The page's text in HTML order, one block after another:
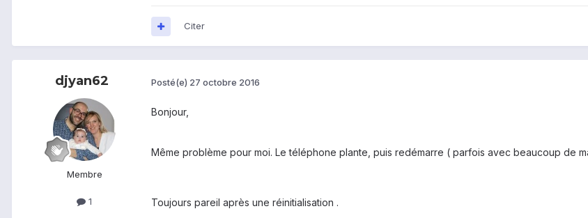
Citer
djyan62
Membre
1
Posté(e) 27 octobre 2016
Bonjour,
Même problème pour moi. Le téléphone plante, puis redémarre ( parfois avec beaucoup de
Toujours pareil après une réinitialisation .